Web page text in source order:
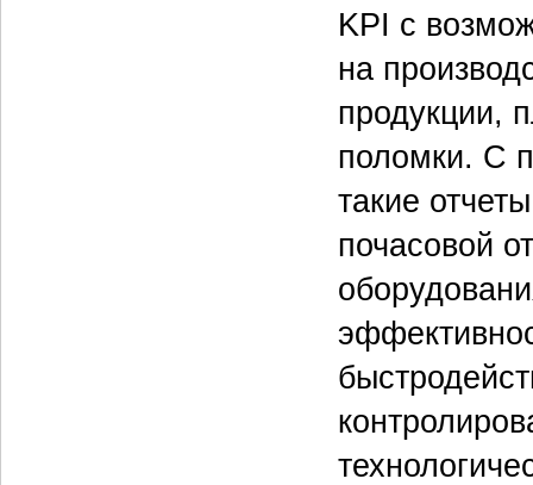
KPI с
на
продукции,
поломки. С
такие
почасовой